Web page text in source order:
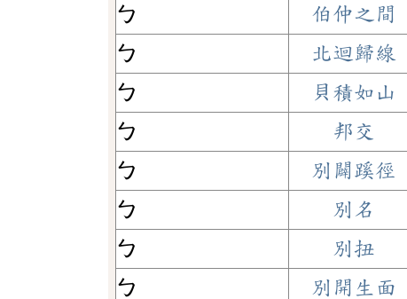
ㄅ
伯仲之間
ㄅ
北迴歸線
ㄅ
貝積如山
ㄅ
邦交
ㄅ
別闢蹊徑
ㄅ
別名
ㄅ
別扭
ㄅ
別開生面